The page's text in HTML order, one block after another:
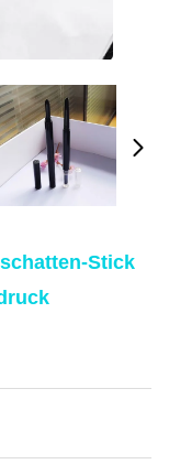
Stick